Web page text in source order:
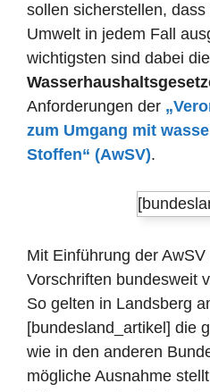
sollen sicherstellen,
Umwelt in jedem Fall
wichtigsten sind dabei die
Anforderungen der
zum Umgang mit
Stoffen“ (AwSV).
Mit Einführung der
Vorschriften bundesweit
So gelten in Landsberg
[bundesland_artikel] die
wie in den anderen
mögliche Ausnahme